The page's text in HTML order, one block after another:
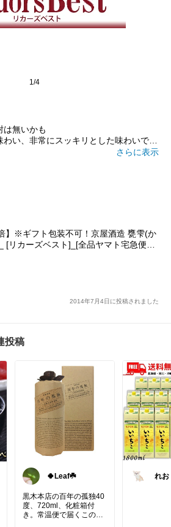
1/4
は無いかも
い、非常にスッキリとした味わいで女
さらに表示
】※ギフト包装不可！京屋酒造 甕雫(か
リカーズベスト]_[全品ヤマト宅急便配
2014年7月4日に投稿されました
投稿
🍀Leaf☘️
黒木本店の百年の孤独40
度、720ml、化粧箱付
き。常温便で届くこの1
れお